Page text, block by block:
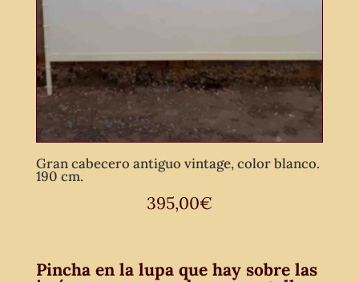
Gran cabecero antiguo vintage, color blanco.
190 cm.
395,00€
Pincha en la lupa que hay sobre las